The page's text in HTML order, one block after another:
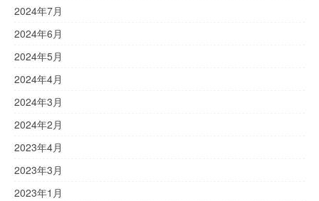
2024年7月
2024年6月
2024年5月
2024年4月
2024年3月
2024年2月
2023年4月
2023年3月
2023年1月